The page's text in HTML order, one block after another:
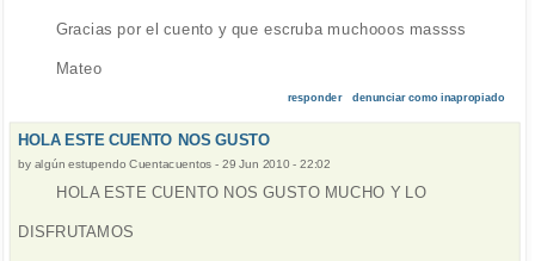
Gracias por el cuento y que escruba muchooos massss
Mateo
responder denunciar como inapropiado
HOLA ESTE CUENTO NOS GUSTO
by algún estupendo Cuentacuentos - 29 Jun 2010 - 22:02
HOLA ESTE CUENTO NOS GUSTO MUCHO Y LO
DISFRUTAMOS